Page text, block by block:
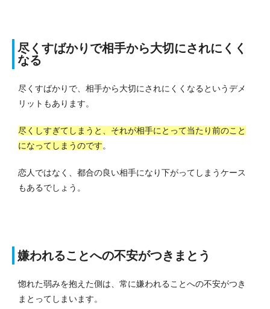
尽くすばかりで相手から大切にされにくく
なる
尽くすばかりで、相手から大切にされにくくなるというデメ
リットもあります。
尽くしすぎてしまうと、それが相手にとって当たり前のこと
になってしまうのです。
恋人ではなく、都合の良い相手になり下がってしまうケース
もあるでしょう。
嫌われることへの不安がつきまとう
惚れた弱みを抱えた側は、常に嫌われることへの不安がつき
まとってしまいます。